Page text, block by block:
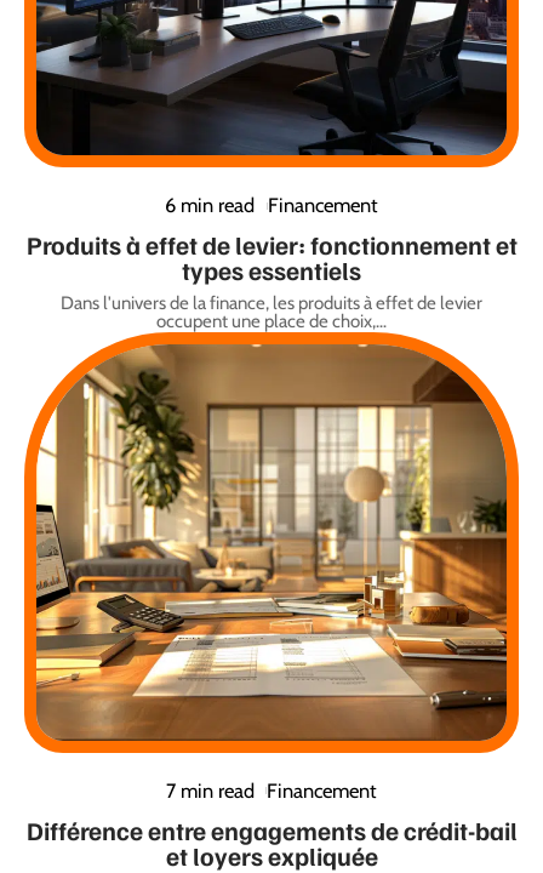
6 min read Financement
Produits à effet de levier: fonctionnement et
types essentiels
Dans l'univers de la finance, les produits à effet de levier
occupent une place de choix,…
7 min read Financement
Différence entre engagements de crédit-bail
et loyers expliquée